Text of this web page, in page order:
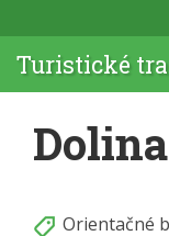
Turistické
Orientačné